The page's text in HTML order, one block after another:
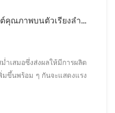
การเรียงลำดับสีเอฟเฟกต์คุณภาพบนตัวเรียงลำดับสี
เสมอซึ่งส่งผลให้มีการผลิต
ขึ้นพร้อม ๆ กันจะแสดงแรง
ที่สม่ำเสมอและสม่ำเสมอ